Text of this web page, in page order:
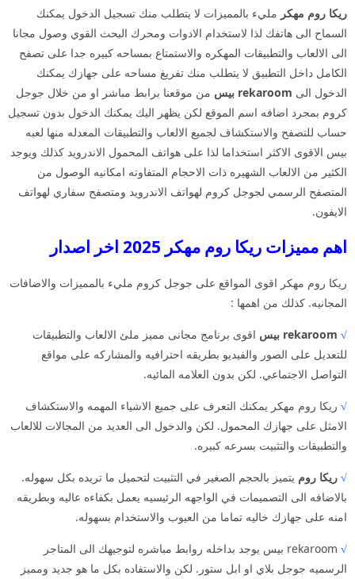
ريكا روم مهكر مليء بالمميزات لا يتطلب منك تسجيل الدخول يمكنك
السماح الى هاتفك لذا لاستخدام الادوات ومحرك البحث القوي وصول مجانا
الى الالعاب والتطبيقات المهكره والاستمتاع بمساحه كبيره جدا على تصفح
الكامل داخل التطبيق لا يتطلب منك تفريغ مساحه على جهازك يمكنك
الدخول الى rekaroom بيس
من موقعنا برابط مباشر او من خلال جوجل
كروم بمجرد اضافه اسم الموقع لكن يظهر اليك يمكنك الدخول بدون تسجيل
حساب للتصفح والاستكشاف لجميع الالعاب والتطبيقات المعدله منها لعبه
بيس الاقوى الاكثر استخداما لذا على هواتف المحمول الاندرويد كذلك ويوجد
الكثير من الالعاب الشهيره ذات الاحجام المتفاوته امكانيه الوصول من
المتصفح الرسمي لجوجل كروم لهواتف الاندرويد ومتصفح سفاري لهواتف
الايفون.
اهم مميزات ريكا روم مهكر 2025 اخر اصدار
ريكا روم مهكر اقوى المواقع على جوجل كروم مليء بالمميزات والاضافات
المجانيه. كذلك من اهمها :
√
اقوى برنامج مجانى مميز ملئ الالعاب والتطبيقات
للتعديل على الصور والفيديو بطريقه احترافيه والمشاركه على مواقع
التواصل الاجتماعي. لكن بدون العلامه المائيه.
√ ريكا روم مهكر يمكنك التعرف على جميع الاشياء المهمه والاستكشاف
الامثل على جهازك المحمول. لكن والدخول الى العديد من المجالات للالعاب
والتطبيقات والتثبيت بسرعه كبيره.
√ ريكا روم يتميز بالحجم الصغير في التثبيت لتحميل ما تريده بكل سهوله.
بالاضافه الى التصميمات في الواجهه الرئيسيه يعمل بكفاءه عاليه وبطريقه
امنه على جهازك خاليه تماما من العيوب والاستخدام بسهوله.
√
rekaroom بيس يوجد بداخله روابط مباشره لتوجيهك الى المتاجر
الرسميه جوجل بلاي او ابل ستور. لكن والاستفاده بكل ما هو جديد ومميز